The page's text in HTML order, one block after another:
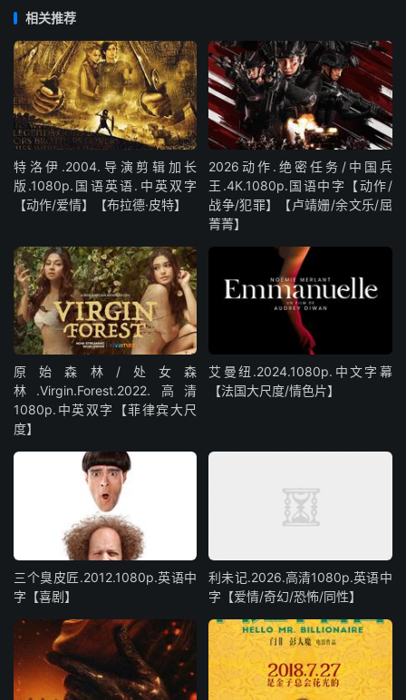
相关推荐
特洛伊.2004.导演剪辑加长
版.1080p.国语英语.中英双字
【动作/爱情】【布拉德·皮特】
2026动作.绝密任务/中国兵
王.4K.1080p.国语中字【动作/
战争/犯罪】【卢靖姗/余文乐/屈
菁菁】
原始森林/处女森
林.Virgin.Forest.2022.高清
1080p.中英双字【菲律宾大尺
度】
艾曼纽.2024.1080p.中文字幕
【法国大尺度/情色片】
三个臭皮匠.2012.1080p.英语中
字【喜剧】
利未记.2026.高清1080p.英语中
字【爱情/奇幻/恐怖/同性】